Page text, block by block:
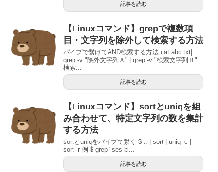
記事を読む
【Linuxコマンド】grepで複数項
目・文字列を除外して検索する方法
パイプで繋げてAND検索する方法 cat abc.txt|
grep -v "除外文字列Ａ" | grep -v "検索文字列Ｂ"
検索...
記事を読む
【Linuxコマンド】sortとuniqを組
み合わせて、特定文字列の数を集計
する方法
sortとuniqをパイプで繋ぐ $ .. | sort | uniq -c |
sort -r 例 $ grep "ses-bl...
記事を読む